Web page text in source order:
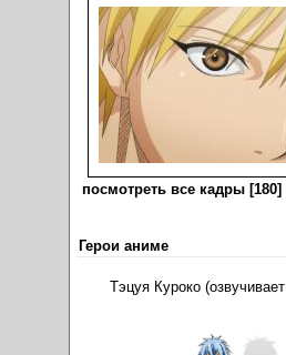
посмотреть все кадры [180]
Герои аниме
Тэцуя Куроко (озвучивает